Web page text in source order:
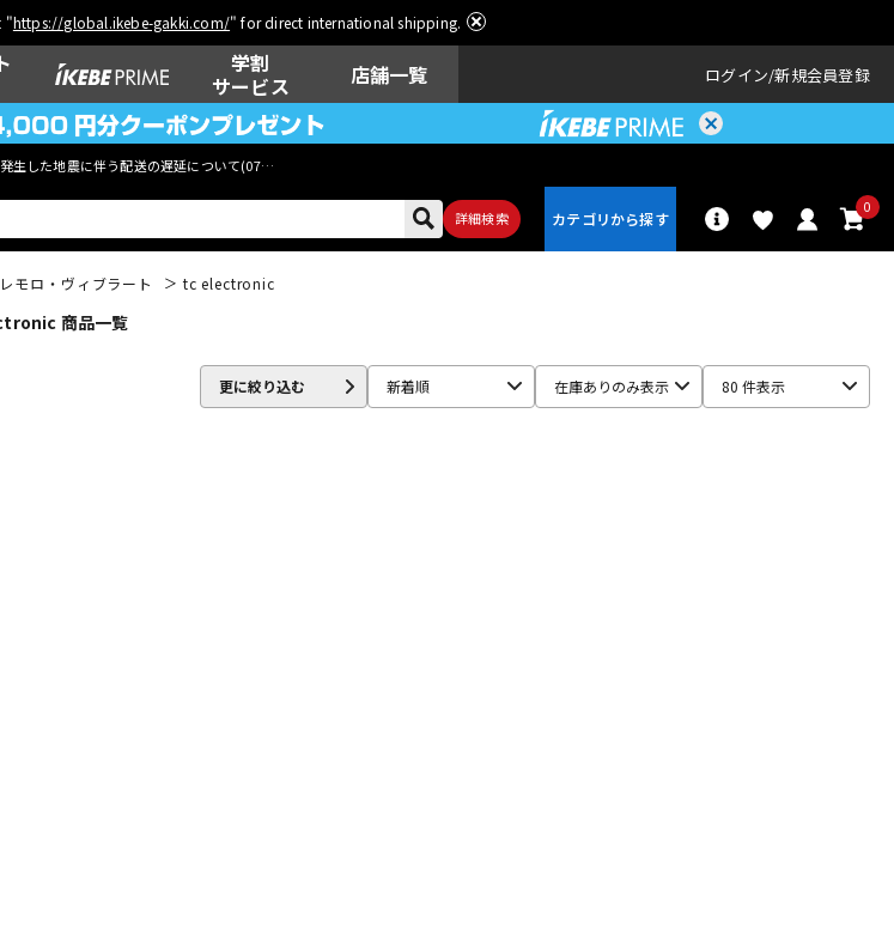
"https://global.ikebe-gakki.com/" for direct international shipping.
学割
サービス
店舗一覧 ログイン 新規会員登録
発生した地震に伴う配送の遅延について(07月29日
詳細検索
0
モロ・ヴィブラート tc electronic
商品一覧
更に絞り込む 新着順 在庫ありのみ表示 80 件表示